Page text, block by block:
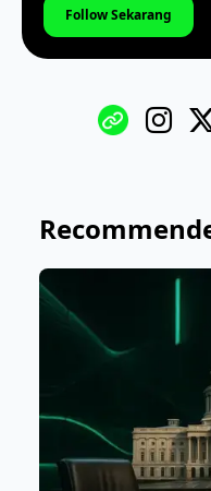
Follow Sekarang